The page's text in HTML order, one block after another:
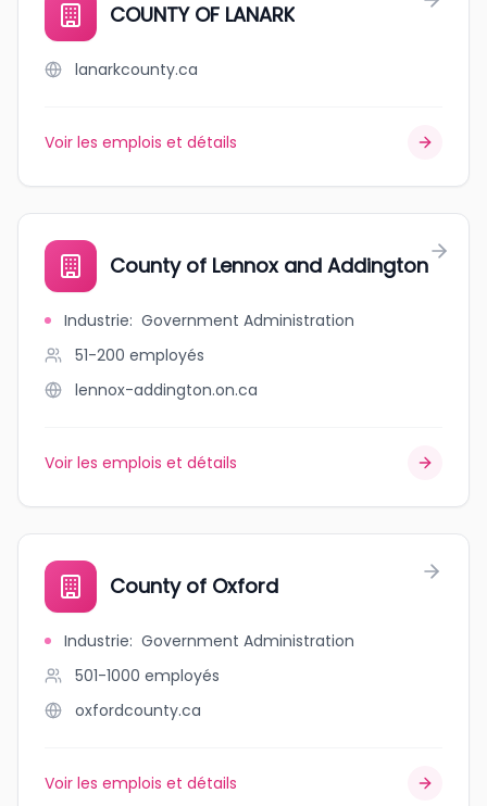
COUNTY OF LANARK
lanarkcounty.ca
Voir les emplois et détails
County of Lennox and Addington
Industrie: Government Administration
51-200 employés
lennox-addington.on.ca
Voir les emplois et détails
County of Oxford
Industrie: Government Administration
501-1000 employés
oxfordcounty.ca
Voir les emplois et détails